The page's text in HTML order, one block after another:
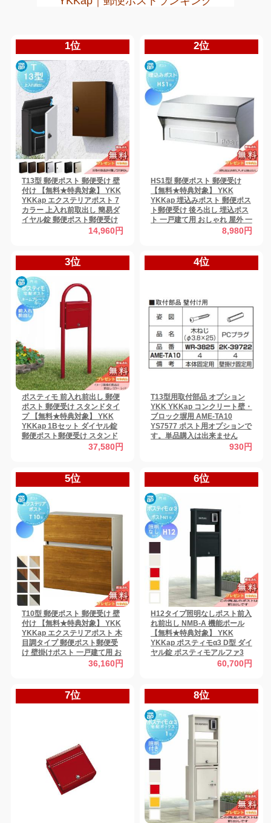
1位
T13型 郵便ポスト 郵便受け 壁
付け 【無料★特典対象】 YKK
YKKap エクステリアポスト 7
カラー 上入れ前取出し 簡易ダ
イヤル錠 郵便ポスト郵便受け
壁掛けポスト 一戸建て用 おし
14,960円
2位
HS1型 郵便ポスト 郵便受け
【無料★特典対象】 YKK
YKKap 埋込みポスト 郵便ポス
ト郵便受け 後ろ出し 埋込ポス
ト 一戸建て用 おしゃれ 屋外 一
8,980円
3位
ポスティモ 前入れ前出し 郵便
ポスト 郵便受け スタンドタイ
プ 【無料★特典対象】 YKK
YKKap 1Bセット ダイヤル錠
郵便ポスト郵便受け スタンド
タイプ ポールセット 一戸建て
37,580円
4位
T13型用取付部品 オプション
YKK YKKap コンクリート壁・
ブロック塀用 AME-TA10
YS7577 ポスト用オプションで
す。単品購入は出来ません
930円
5位
T10型 郵便ポスト 郵便受け 壁
付け 【無料★特典対象】 YKK
YKKap エクステリアポスト 木
目調タイプ 郵便ポスト郵便受
け 壁掛けポスト 一戸建て用 お
しゃれ 屋外 一体型 セット
36,160円
6位
H12タイプ照明なしポスト前入
れ前出し NMB-A 機能ポール
【無料★特典対象】 YKK
YKKap ポスティモα3 D型 ダイ
ヤル錠 ポスティモアルファ3
機能門柱 ポールセット 一戸建
60,700円
7位 8位